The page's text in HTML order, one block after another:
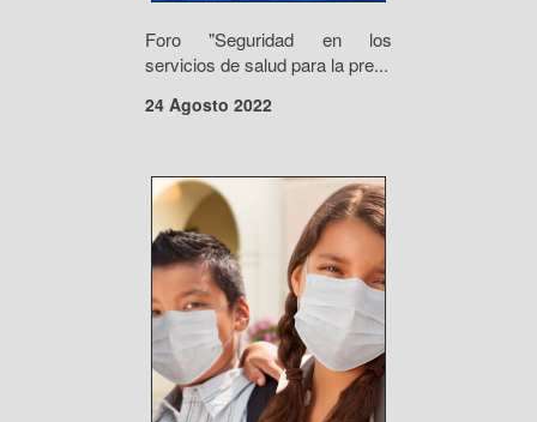
Foro "Seguridad en los
servicios de salud para la pre...
24 Agosto 2022